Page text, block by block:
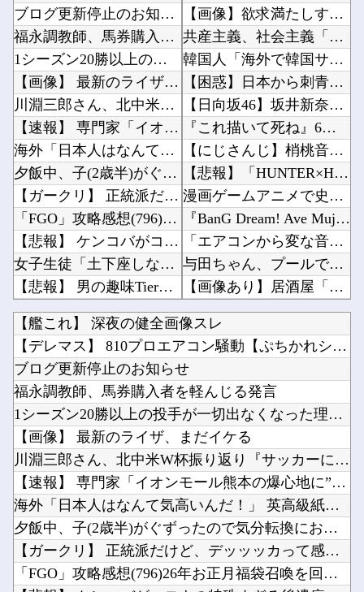
ブログ更新停止のお知らせ
福永調教師、馬券購入者を軽んじる発言
1シーズン20勝以上の投手が一切出なくなった理由ってなに？
【画像】 最新のライザ、まだイケる
川淵三郎さん、北中米W杯振り返り『サッカーに幻滅した人多いのでは…』審判や汚いプレーに怒り...
【速報】 専門家「イオンモール熊本の爆心地に”こんなもの”があったんだけど…」
海外「日本人はなんて気高いんだ！」 英高級紙も驚愕した極限の中の日本人の姿に世界が衝撃
夕飯中、子(2歳半)がぐずったので気分転換にお風呂に入れて出てきたら「皿を片付けてないでし...
【ガークリ】 正統派だけど、デッッッカって感じの水着のマネ、ラファエ口、セッシュウへの反応...
「FGO」攻略感想(796)26年お正月福袋召喚を回してみたよ！皆さん助言サンクス！大体予...
【悲報】 ケンコバがコロナの特殊すぎる後遺症に苦しんでいる模様…お前らの周りにもこんな奴い...
女子生徒「土下座しながらオ○ニーしろ！」⇒ 日本の男子生徒への性的いじめ動画がエ□すぎる
【悲報】 男の趣味Tier表、ヤバすぎるｗｗｗｗｗ
乃木坂46 金川紗耶 1st写真集「タイトル未定」
【にじさんじ】 女性陣の座り方解釈一致すぎて好き
【速報】 日向坂46、18thシングル『イチャイチャ虫』の発売が決定！！
Powered by livedoor 相互RSS
【画像】欲求満たしすぎて逮捕された女子さん、可愛いと話題にｗｗｗｗｗｗ他
共産主義、社会主義「必ず失敗します」資本主義「必ず少子化します」他
韓国人「海外で韓国サッカーの2002年ベスト4の実力は、実際にはどれくらい認められてるんだ...
【困惑】日本から刺青への偏見を消し去りたいんやけど・・・・・・・・・他
【日向坂46】坂井新奈、単独で外番組初出演ｷﾀ━(ﾟ∀ﾟ)━!!!!他
『これ描いて死ね』6話感想 初コミティア完売おめでとう！他
【にじさんじ】梢桃音、映画ちいかわ感想＆考察会＆平和的解決RTA！なんか道徳の授業みたい他
【悲報】「HUNTER×HUNTER」のビヨンド=ネテロさん、何か思ってた奴と違う・・・他
漫画ゲームアニメで史上最低の後付け他
『BanG Dream! Ave Mujica』7話感想 再び集まる5人！最後のCRYCH...
「エアコンから変な音がする。なんだろ…え？」ﾊﾟｼｬｯ → ヤバすぎる物が飛び出てくる・・...
与田ちゃん、プールで泳いでる姿を公開！！！【元乃木坂46】他
【画像あり】居酒屋「6人で長居して会計4939円！喋りたいだけなら公園に行ってくれ（怒」他
【ガンプラ】RG「アカツキガンダム(オオワシ装備)& HG 1/144 ゼウスシルエット ...
日本の原爆展示の仕方に世界が騒然！←「子供にショックが大きいだろ」（海外の反応）他
ワンピース原作者・尾田栄一郎が描いた担当編集の似顔絵「ムダに東大卒」他
【ウマ娘】南武線通勤してる一流トレーナーをキングと一緒に見ていく他
ジャンポケ斉藤、ロケバスでイチャイチャしただけで懲役7年てさすがにおかしくないか？他
【ホロライブ】トワ様3D新衣装くっぞ！他
サンディスク、LightningとUSB Type-C搭載のスマートフォン用ドライブ「SA...
「自転車のルール厳罰化！」← 正直なんの意味もなかった件ｗｗｗｗｗｗｗｗ他
Powered by livedoor 相互RSS
【艦これ】 深夜の健全画像スレ
【デレマス】 810プロエアコン騒動【ぷちかれシリーズ】
ブログ更新停止のお知らせ
福永調教師、馬券購入者を軽んじる発言
1シーズン20勝以上の投手が一切出なくなった理由ってなに？
【画像】 最新のライザ、まだイケる
川淵三郎さん、北中米W杯振り返り『サッカーに幻滅した人多いの...
【速報】 専門家「イオンモール熊本の爆心地に”こんなもの”が...
海外「日本人はなんて気高いんだ！」 英高級紙も驚愕した極限の...
夕飯中、子(2歳半)がぐずったので気分転換にお風呂に入れて出...
【ガークリ】 正統派だけど、デッッッカって感じの水着のマネ、...
「FGO」攻略感想(796)26年お正月福袋召喚を回してみた...